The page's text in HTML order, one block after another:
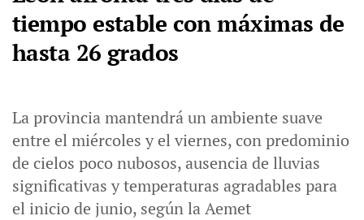
tiempo estable con máximas de
hasta 26 grados
La provincia mantendrá un ambiente suave
entre el miércoles y el viernes, con predominio
de cielos poco nubosos, ausencia de lluvias
significativas y temperaturas agradables para
el inicio de junio, según la Aemet